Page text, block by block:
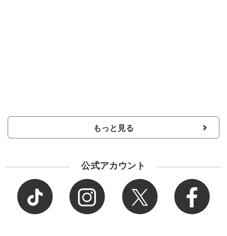
もっと見る
公式アカウント